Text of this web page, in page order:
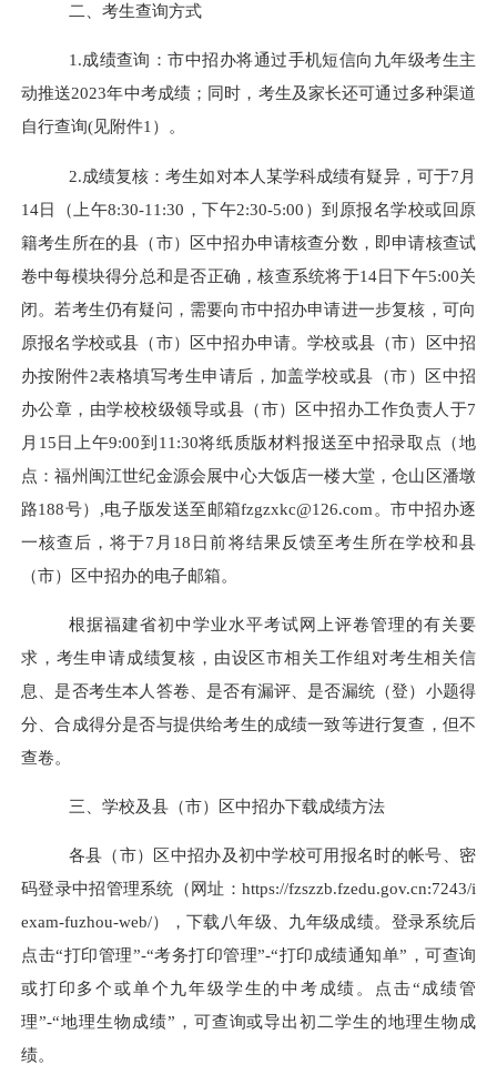
二、考生查询方式
1.成绩查询：市中招办将通过手机短信向九年级考生主
动推送2023年中考成绩；同时，考生及家长还可通过多种渠道
自行查询(见附件1） 。
2.成绩复核：考生如对本人某学科成绩有疑异，可于7 月
14日（上午8:30-11:30 ，下午2:30-5:00）到原报名学校或回原
籍考生所在的县（市）区中招办申请核查分数，即申请核查试
卷中每模块得分总和是否正确 ，核查系统将于14日下午5:00关
闭。若考生仍有疑问，需要向市中招办申请进一步复核，可向
原报名学校或县（市）区中招办申请。学校或县（市）区中招
办按附件2表格填写考生申请后，加盖学校或县（市）区中招
办公章 ，由学校校级领导或县（市）区中招办工作负责人 于7
月 15日上午9:00到11 :30将纸质版材料报送至中招录取点（地
点：福州闽江世纪金源会展中心大饭店一楼大堂，仓山区潘墩
路188号） ,电子版发送至邮箱fzgzxkc@126.com。市中招办逐
一核查后 ，将于7 月 18 日前将结果反馈至考生所在学校和县
（市）区中招办的电子邮箱。
根据福建省初中学业水平考试网上评卷管理的有关要
求 ，考生申请成绩复核，由设区市相关工作组对考生相关信
息、是否考生本人答卷、是否有漏评、是否漏统（登）小题得
分、合成得分是否与提供给考生的成绩一致等进行复查 ，但不
查卷。
三、 学校及县（市）区中招办下载成绩方法
各县（市）区中招办及初中学校可用报名时的帐号、密
码登录中招管理系统（网址：https://fzszzb.fzedu.gov.cn:7243/i
exam-fuzhou-web/），下载八年级、 九年级成绩。登录系统后
点击“打印管理”-“考务打印管理”-“打印成绩通知单”，可查询
或打印多个或单个九年级学生的中考成绩。点击“成绩管
理”-“地理生物成绩”，可查询或导出初二学生的地理生物成
绩。